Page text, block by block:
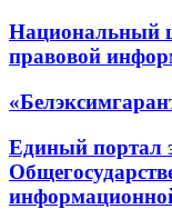
Национальный
правовой
Единый портал